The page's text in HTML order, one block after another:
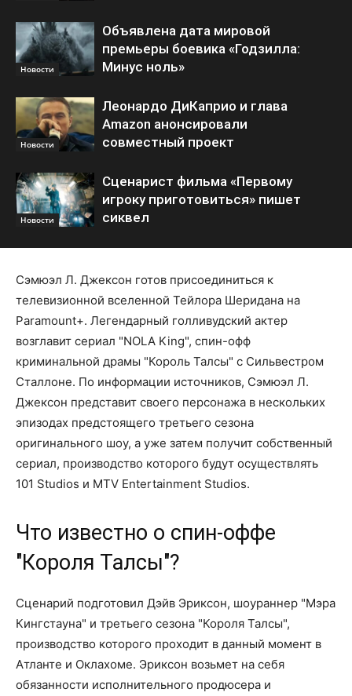
Новости
Объявлена дата мировой
премьеры боевика «Годзилла:
Минус ноль»
Новости
Леонардо ДиКаприо и глава
Amazon анонсировали
совместный проект
Новости
Сценарист фильма «Первому
игроку приготовиться» пишет
сиквел
Сэмюэл Л. Джексон готов присоединиться к
телевизионной вселенной Тейлора Шеридана на
Paramount+. Легендарный голливудский актер
возглавит сериал "NOLA King", спин-офф
криминальной драмы "Король Талсы" с Сильвестром
Сталлоне. По информации источников, Сэмюэл Л.
Джексон представит своего персонажа в нескольких
эпизодах предстоящего третьего сезона
оригинального шоу, а уже затем получит собственный
сериал, производство которого будут осуществлять
101 Studios и MTV Entertainment Studios.
Что известно о спин-оффе
"Короля Талсы"?
Сценарий подготовил Дэйв Эриксон, шоураннер "Мэра
Кингстауна" и третьего сезона "Короля Талсы",
производство которого проходит в данный момент в
Атланте и Оклахоме. Эриксон возьмет на себя
обязанности исполнительного продюсера и